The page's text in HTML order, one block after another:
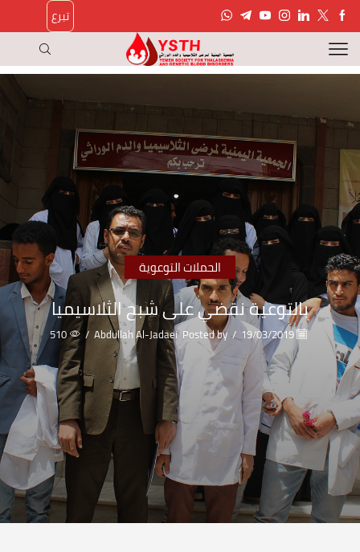
تبرع
الحملات التوعوية
بالتوعية نقضي على شبح الثلاسيميا
19/03/2019
/
Posted by
Abdullah Al-Jadaei
/
510